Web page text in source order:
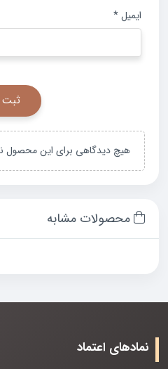
ایمیل*
هیچ دیدگاهی برای این محصول
محصولات مشابه
نمادهای اعتماد